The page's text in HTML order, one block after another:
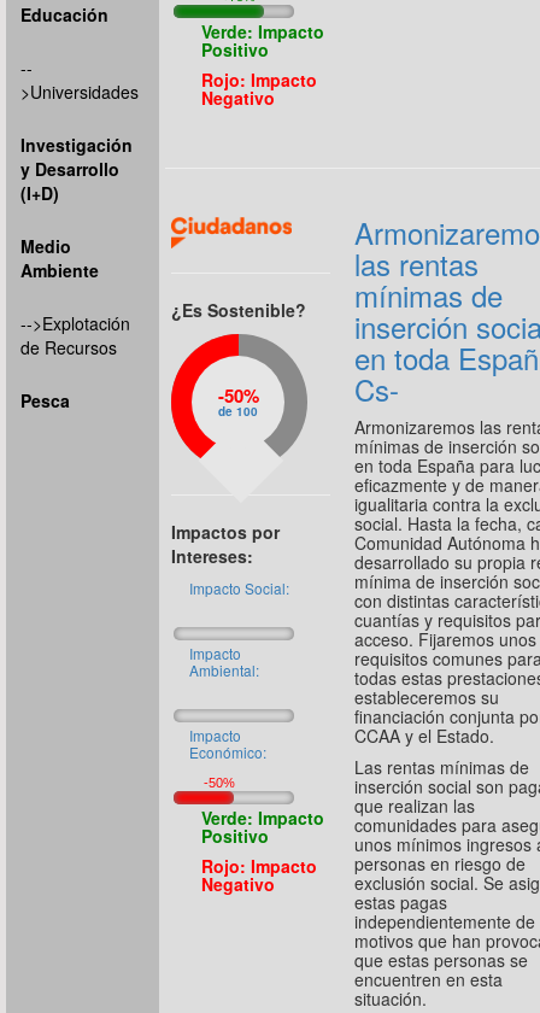
Educación
--
>Universidades
Investigación
y Desarrollo
(I+D)
Medio
Ambiente
-->Explotación
de Recursos
Pesca
Verde: Impacto
Positivo
Rojo: Impacto
Negativo
¿Es Sostenible?
50%
de 100
Impactos por
Intereses:
Impacto Social:
Impacto
Ambiental:
Impacto
Económico:
Verde: Impacto
Positivo
Rojo: Impacto
Negativo
las rentas
mínimas de
inserción
en toda
Cs-
Armonizaremos las
mínimas de inserción
en toda España para
eficazmente y de
igualitaria contra la
social. Hasta la fecha,
Comunidad Autónoma
desarrollado su propia
mínima de inserción
con distintas
cuantías y requisitos
acceso. Fijaremos unos
requisitos comunes
todas estas
estableceremos su
financiación conjunta
CCAA y el Estado.
Las rentas mínimas de
inserción social son
que realizan las
comunidades para
unos mínimos ingresos
personas en riesgo de
exclusión social. Se
estas pagas
independientemente de
motivos que han
que estas personas se
encuentren en esta
situación.